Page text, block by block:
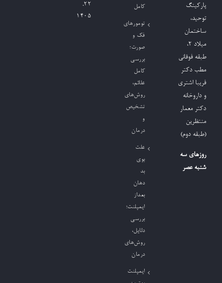
پارکینگ
توحید،
ساختمان
میلاد ٢،
طبقه فوقانی
مطب دکتر
فریبا اشتری
و داروخانه
دکتر معمار
منتظرین
(طبقه دوم)
روزهای سه
شنبه عصر
کامل
تومورهای
فک و
صورت؛
بررسی
کامل
علائم،
روش‌های
تشخیص
و
درمان
علت
بوی
بد
دهان
بعداز
ایمپلنت؛
بررسی
دلایل،
روش‌های
درمان
ایمپلنت
۲۲,
۱۴۰۵